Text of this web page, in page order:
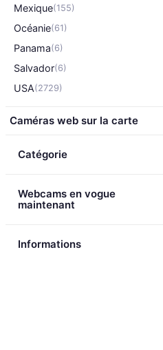
Mexique(155)
Océanie(61)
Panama(6)
Salvador(6)
USA(2729)
Caméras web sur la carte
Catégorie
Webcams en vogue
maintenant
Informations